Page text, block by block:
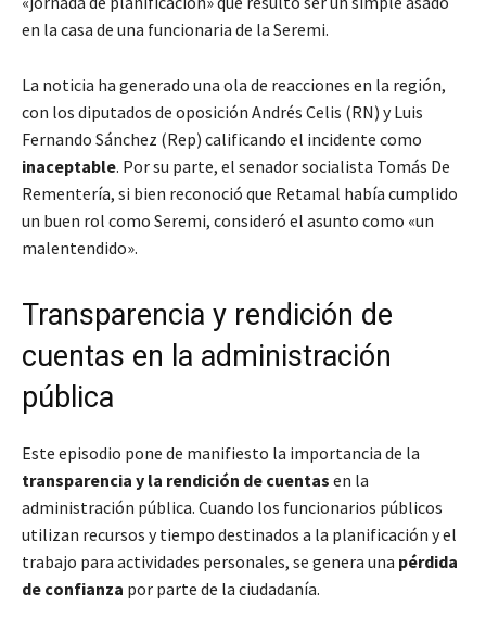
en la casa de una funcionaria de la Seremi.
La noticia ha generado una ola de reacciones en la región,
con los diputados de oposición Andrés Celis (RN) y Luis
Fernando Sánchez (Rep) calificando el incidente como
inaceptable. Por su parte, el senador socialista Tomás De
Rementería, si bien reconoció que Retamal había cumplido
un buen rol como Seremi, consideró el asunto como «un
malentendido».
Transparencia y rendición de
cuentas en la administración
pública
Este episodio pone de manifiesto la importancia de la
transparencia y la rendición de cuentas en la
administración pública. Cuando los funcionarios públicos
utilizan recursos y tiempo destinados a la planificación y el
trabajo para actividades personales, se genera una pérdida
de confianza por parte de la ciudadanía.